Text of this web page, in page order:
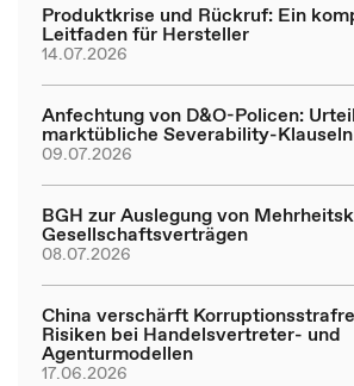
Produktkrise und Rückruf: Ein
Leitfaden für Hersteller
14.07.2026
Anfechtung von D&O-Policen:
marktübliche Severability-Klauseln
09.07.2026
BGH zur Auslegung von
Gesellschaftsverträgen
08.07.2026
China verschärft
Risiken bei Handelsvertreter- und
Agenturmodellen
17.06.2026